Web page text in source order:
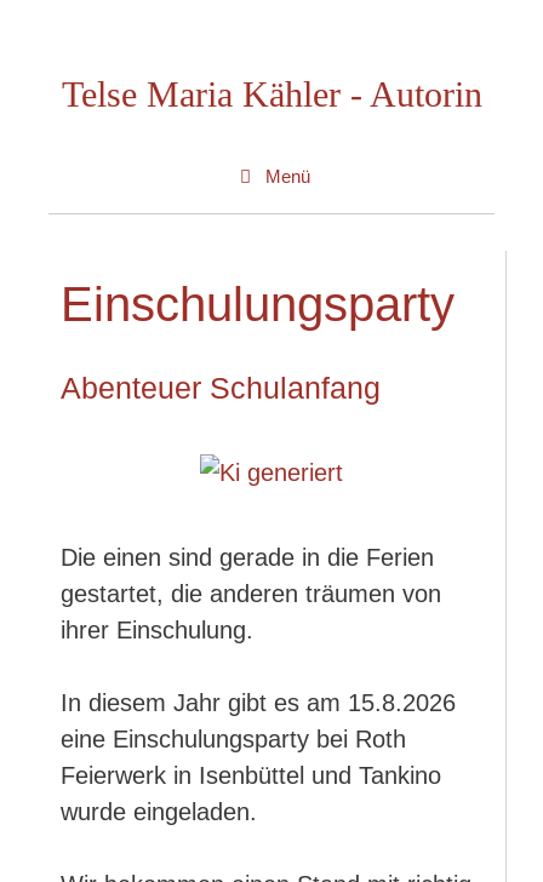
springenTelse Maria Kähler - Autorin
Menü
Einschulungsparty
Abenteuer Schulanfang
Die einen sind gerade in die Ferien
gestartet, die anderen träumen von
ihrer Einschulung.
In diesem Jahr gibt es am 15.8.2026
eine Einschulungsparty bei Roth
Feierwerk in Isenbüttel und Tankino
wurde eingeladen.